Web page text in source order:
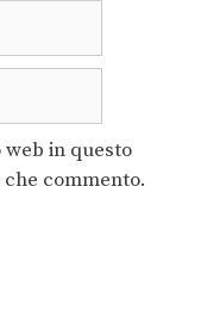
web in questo
commento.